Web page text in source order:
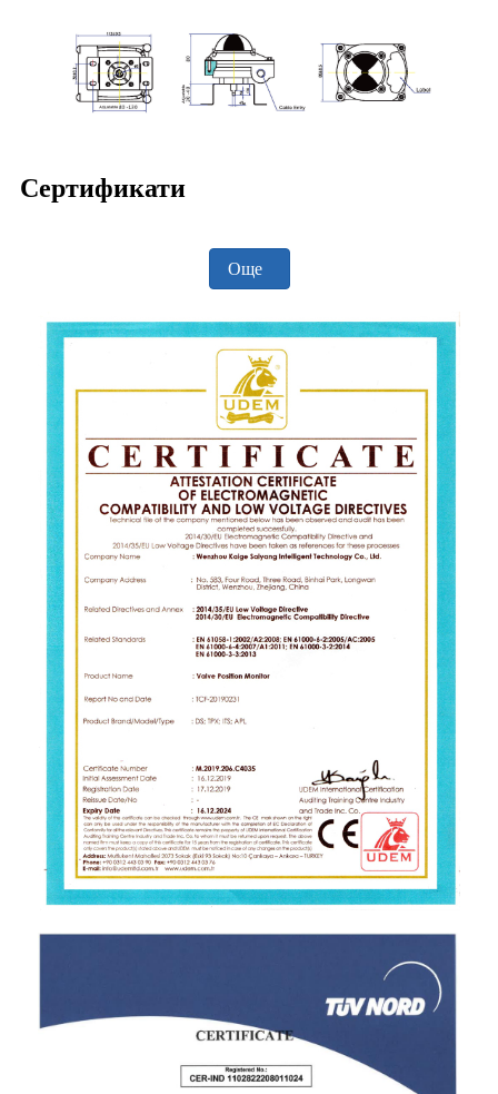
Сертификати
Още